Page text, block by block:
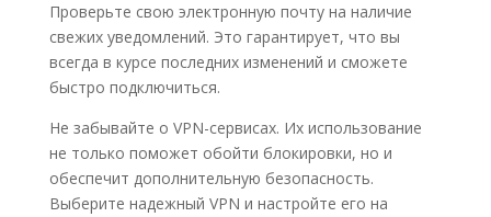
Проверьте свою электронную почту на наличие
свежих уведомлений. Это гарантирует, что вы
всегда в курсе последних изменений и сможете
быстро подключиться.
Не забывайте о VPN-сервисах. Их использование
не только поможет обойти блокировки, но и
обеспечит дополнительную безопасность.
Выберите надежный VPN и настройте его на